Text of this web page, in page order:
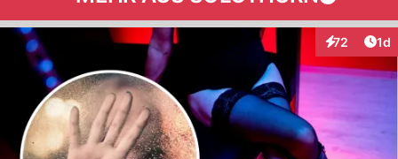
72 1d